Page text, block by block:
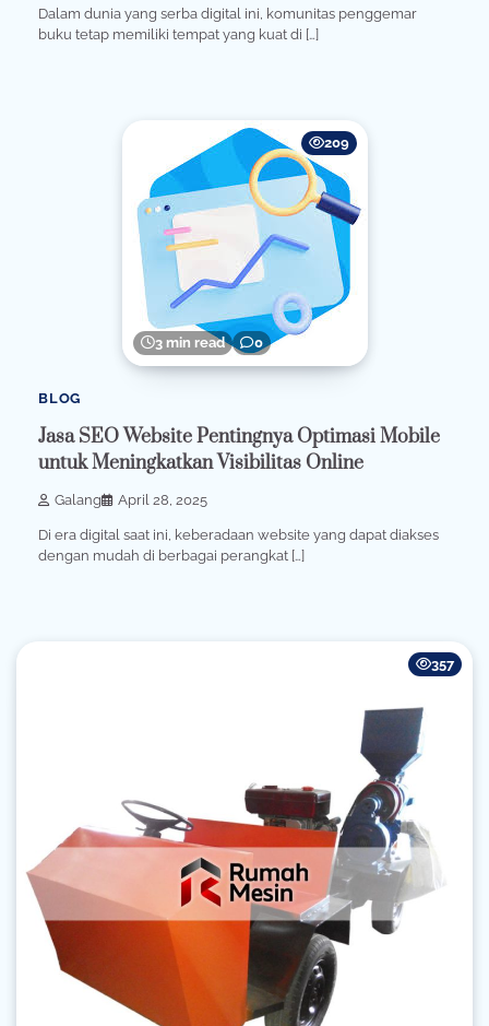
Dalam dunia yang serba digital ini, komunitas penggemar
buku tetap memiliki tempat yang kuat di […]
3 min read 0
209
BLOG
Jasa SEO Website Pentingnya Optimasi Mobile
untuk Meningkatkan Visibilitas Online
Galang April 28, 2025
Di era digital saat ini, keberadaan website yang dapat diakses
dengan mudah di berbagai perangkat […]
357